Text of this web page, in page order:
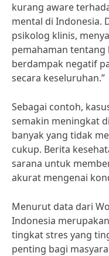
kurang aware
mental di Indonesia.
psikolog klinis,
pemahaman
berdampak negatif
secara keseluruhan.”
Sebagai contoh,
semakin meningkat
banyak yang tidak
cukup. Berita
sarana untuk
akurat mengenai
Menurut data dari
Indonesia
tingkat stres yang
penting bagi